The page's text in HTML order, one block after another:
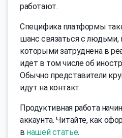
работают.
Специфика платформы
шанс связаться с людьми,
которыми затруднена в
идет в том числе об
Обычно представители
идут на контакт.
Продуктивная работа
аккаунта. Читайте, как
в нашей статье.